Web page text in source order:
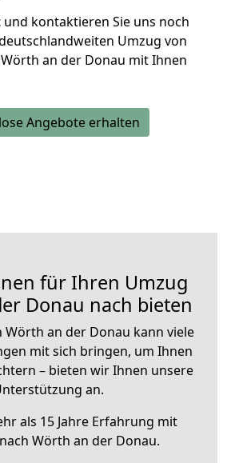
und kontaktieren Sie uns noch
Umzug von
an der Donau mit Ihnen
Angebote erhalten
für Ihren Umzug
Donau nach bieten
Wörth an der Donau kann viele
mit sich bringen, um Ihnen
– bieten wir Ihnen unsere
an.
als 15 Jahre Erfahrung mit
Wörth an der Donau.